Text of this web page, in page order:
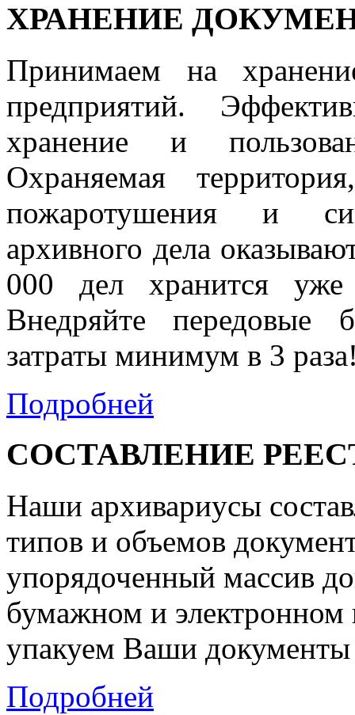
ХРАНЕНИЕ
Принимаем на
предприятий.
хранение и
Охраняемая
пожаротушения и
архивного дела
000 дел хранится
Внедряйте передовые
затраты минимум в 3
Подробней
СОСТАВЛЕНИЕ
Наши архивариусы
типов и объемов
упорядоченный массив
бумажном и
упакуем Ваши
Подробней